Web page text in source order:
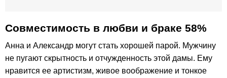
Совместимость в любви и браке 58%
Анна и Александр могут стать хорошей парой. Мужчину
не пугают скрытность и отчужденность этой дамы. Ему
нравится ее артистизм, живое воображение и тонкое